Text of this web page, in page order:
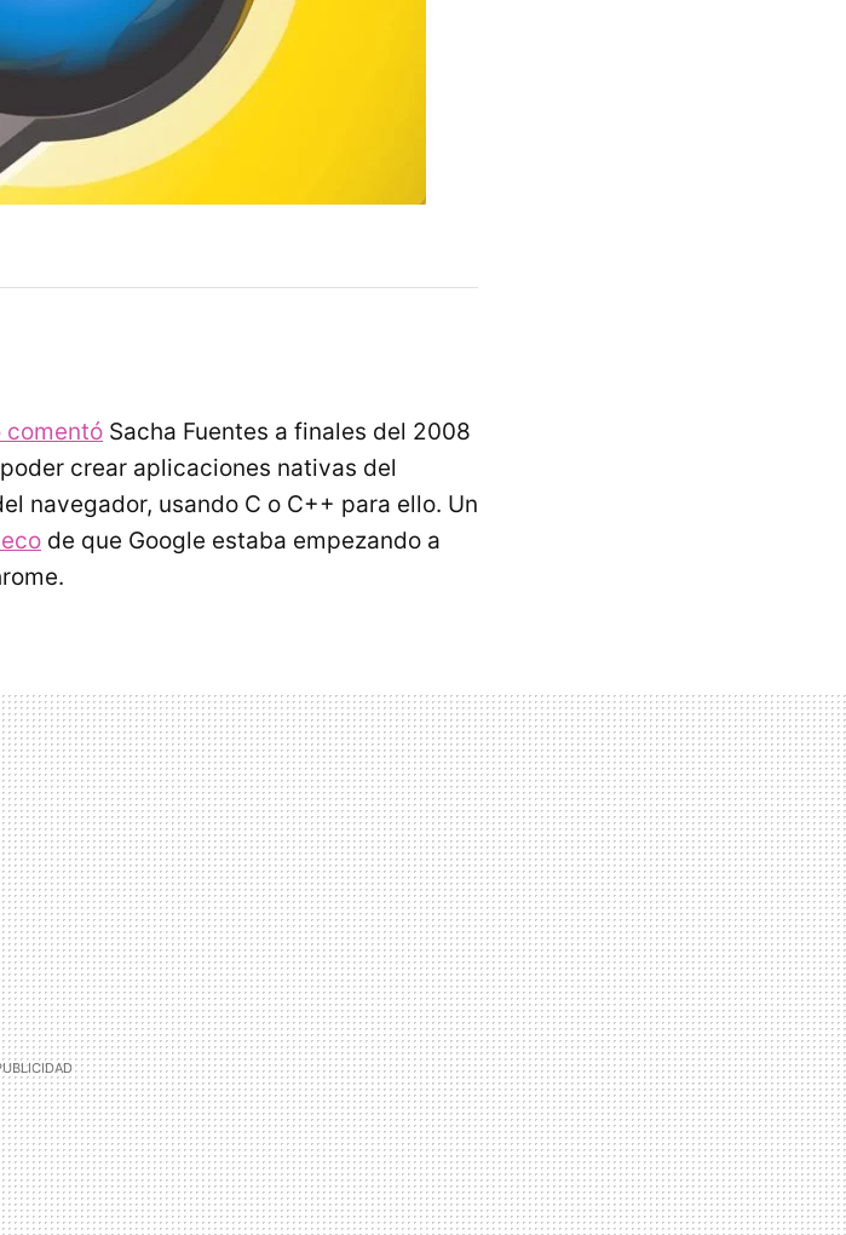
comentó Sacha Fuentes a finales del 2008
crear aplicaciones nativas del
navegador, usando C o C++ para ello. Un
de que Google estaba empezando a